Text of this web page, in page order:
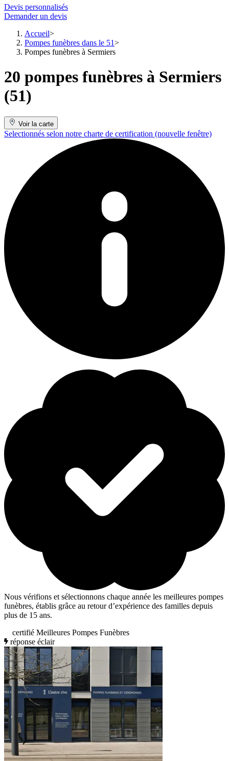
Devis personnalisés
Demander un devis
Accueil
Pompes funèbres dans le 51
Pompes funèbres à Sermiers
20 pompes funèbres à Sermiers
(51)
Voir la carte
Selectionnés selon notre charte de certification (nouvelle fenêtre)
Nous vérifions et sélectionnons chaque année les meilleures pompes
funèbres, établis grâce au retour d’expérience des familles depuis
plus de 15 ans.
certifié Meilleures Pompes Funèbres
réponse éclair